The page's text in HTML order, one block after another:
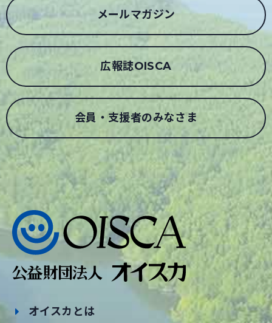
メールマガジン
広報誌OISCA
会員・支援者のみなさま
オイスカとは